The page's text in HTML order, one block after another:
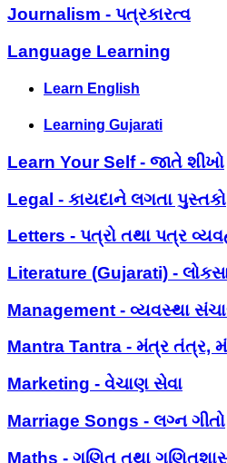
Journalism - પત્રકારત્વ
Language Learning
Learn English
Learning Gujarati
Learn Your Self - જાતે શીખો
Legal - કાયદાને લગતા પુસ્તકો
Letters - પત્રો તથા પત્ર
Literature (Gujarati) -
Management - વ્યવસ્થા
Mantra Tantra - મંત્ર તંત્ર,
Marketing - વેચાણ સેવા
Marriage Songs - લગ્ન ગીતો
Maths - ગણિત તથા